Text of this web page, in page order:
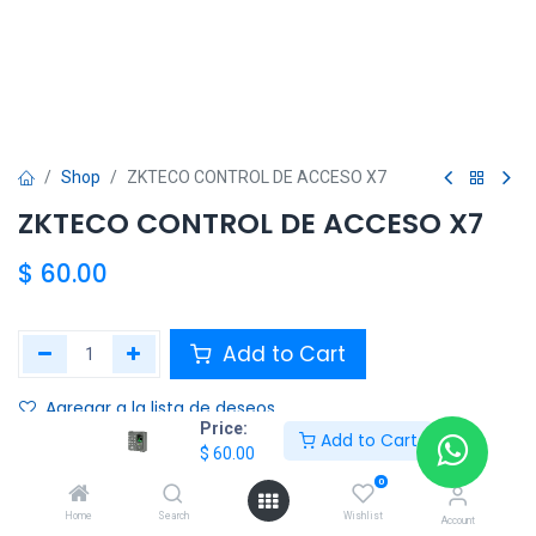
Price:
$ 60.00
Add to Cart
Home Search
0
Wishlist Account
Shop ZKTECO CONTROL DE ACCESO X7
ZKTECO CONTROL DE ACCESO X7
$ 60.00
Add to Cart
Agregar a la lista de deseos
Terms and Conditions :